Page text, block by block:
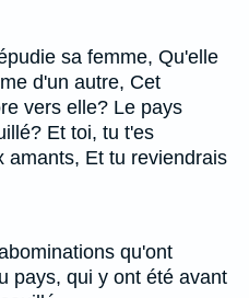
sa femme, Qu'elle
d'un autre, Cet
vers elle? Le pays
Et toi, tu t'es
amants, Et tu reviendrais
qu'ont
pays, qui y ont été avant